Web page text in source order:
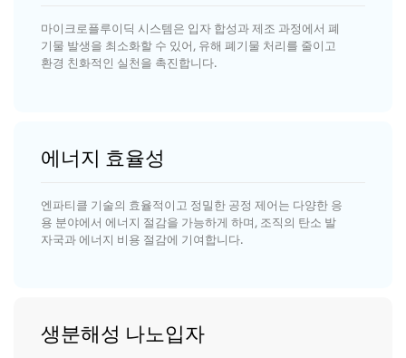
마이크로플루이딕 시스템은 입자 합성과 제조 과정에서 폐
기물 발생을 최소화할 수 있어, 유해 폐기물 처리를 줄이고
환경 친화적인 실천을 촉진합니다.
에너지 효율성
엔파티클 기술의 효율적이고 정밀한 공정 제어는 다양한 응
용 분야에서 에너지 절감을 가능하게 하며, 조직의 탄소 발
자국과 에너지 비용 절감에 기여합니다.
생분해성 나노입자